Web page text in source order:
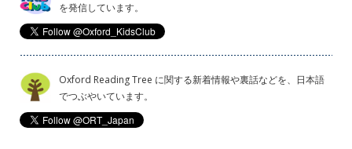
を発信しています。
Oxford Reading Tree に関する新着情報や裏話などを、日本語
でつぶやいています。